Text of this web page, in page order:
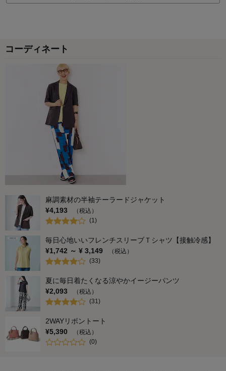
使いやすさ・はき心地
5.0
コーディネート
麻調素材の半袖テーラードジャケット
¥4,193
（税込）
(1)
毎日心地いいフレンチスリーブＴシャツ【接触冷感】
¥1,742 ～ ¥ 3,149
（税込）
(33)
夏に毎日着たくなる涼やかイージーパンツ
¥2,093
（税込）
(31)
2WAYリボントート
¥5,390
（税込）
(0)